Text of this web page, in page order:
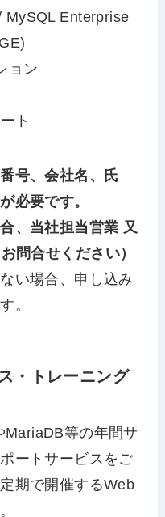
MySQL Enterprise
ョン
ト
号、会社名、氏
必要です。
、当社担当営業 又
問合せください）
い場合、申し込み
。
・トレーニング
等の年間サ
ートサービスをご
期で開催するWeb